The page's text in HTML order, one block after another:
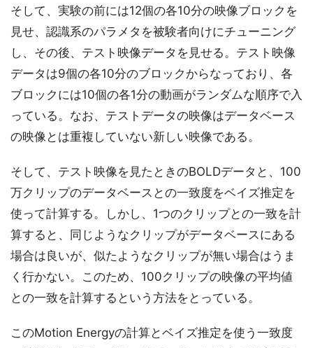
そして、実験の前には12個の各10分の映像ブロックを
見せ、認識系のパラメタを被験者向けにチューニング
し、その後、テスト映像データを見せる。テスト映像
データは9個の各10分のブロックからなっており、各
ブロックには10個の各1分の動画がランダムな順序で入
っている。なお、テストデータの映像はデータベース
の映像とは重複していない新しい映像である。
そして、テスト映像を見たときのBOLDデータと、100
万クリップのデータベースとの一致度をベイズ推定を
使って計算する。しかし、1つのクリップとの一致を計
算すると、同じようなクリップがデータベースにある
場合は良いが、似たようなクリップが無い場合はうま
く行かない。このため、100クリップの映像の平均値
との一致を計算するという方法をとっている。
このMotion Energyの計算とベイズ推定を使う一致度